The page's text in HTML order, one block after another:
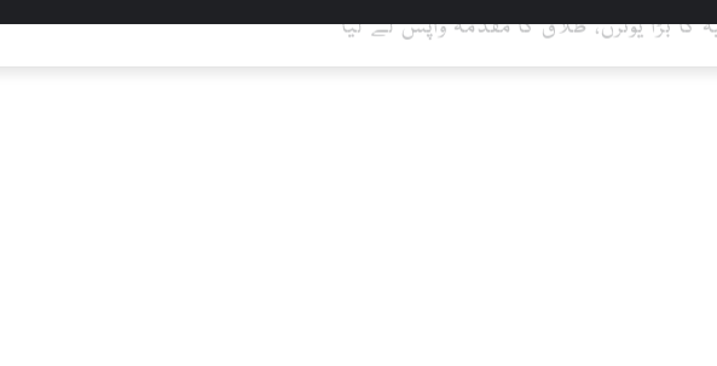
بڑا یوٹرن، طلاق کا مقدمہ واپس لے لیا